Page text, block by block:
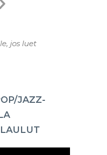
jos luet
JAZZ-